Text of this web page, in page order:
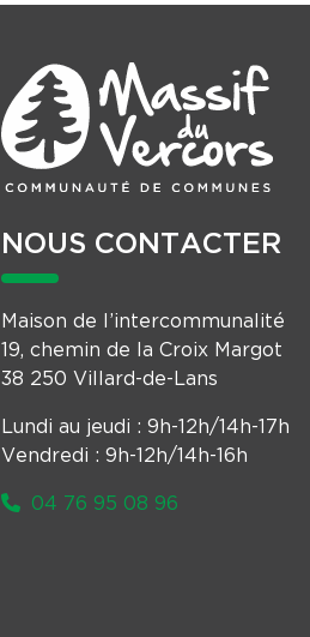
NOUS CONTACTER
Maison de l’intercommunalité
19, chemin de la Croix Margot
38 250 Villard-de-Lans
Lundi au jeudi : 9h-12h/14h-17h
Vendredi : 9h-12h/14h-16h
04 76 95 08 96